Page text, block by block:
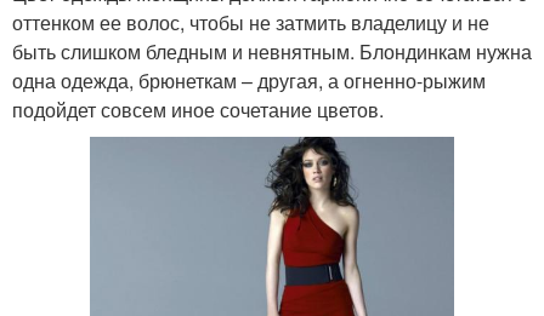
оттенком ее волос, чтобы не затмить владелицу и не
быть слишком бледным и невнятным. Блондинкам нужна
одна одежда, брюнеткам – другая, а огненно-рыжим
подойдет совсем иное сочетание цветов.